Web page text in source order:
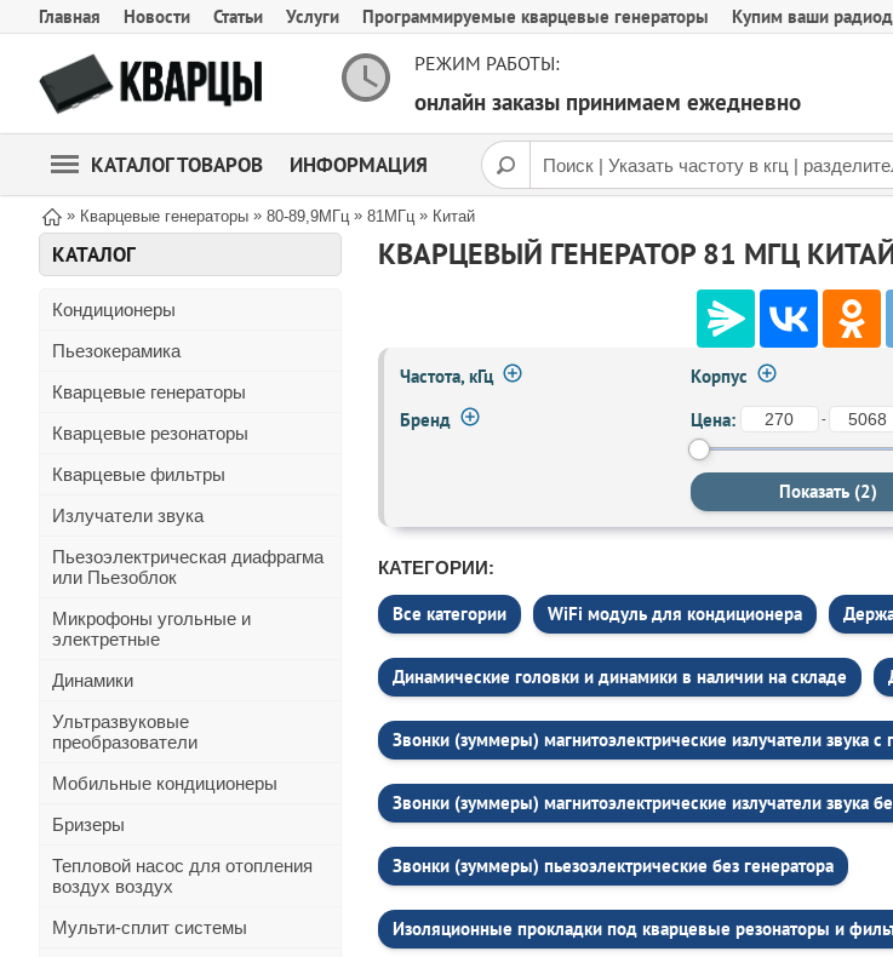
Главная Новости Статьи Услуги Программируемые кварцевые генераторы Купим ваши
РЕЖИМ РАБОТЫ:
онлайн заказы принимаем ежедневно
КАТАЛОГ ТОВАРОВ ИНФОРМАЦИЯ
» Кварцевые генераторы » 80-89,9МГц » 81МГц » Китай
КАТАЛОГ
Кондиционеры
Пьезокерамика
Кварцевые генераторы
Кварцевые резонаторы
Кварцевые фильтры
Излучатели звука
Пьезоэлектрическая диафрагма
или Пьезоблок
Микрофоны угольные и
электретные
Динамики
Ультразвуковые
преобразователи
Мобильные кондиционеры
Бризеры
Тепловой насос для отопления
воздух воздух
Мульти-сплит системы
КВАРЦЕВЫЙ ГЕНЕРАТОР 81 МГЦ
Частота, кГц Корпус
Бренд
Цена: -
КАТЕГОРИИ:
Все категории WiFi модуль для кондиционера
Динамические головки и динамики в наличии на складе
Звонки (зуммеры) магнитоэлектрические излучатели звука c
Звонки (зуммеры) магнитоэлектрические излучатели звука
Звонки (зуммеры) пьезоэлектрические без генератора
Изоляционные прокладки под кварцевые резонаторы и